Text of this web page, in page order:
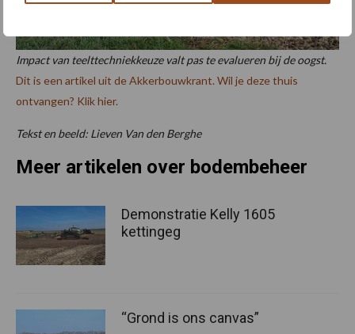
Impact van teelttechniekkeuze valt pas te evalueren bij de oogst.
Dit is een artikel uit de Akkerbouwkrant. Wil je deze thuis
ontvangen? Klik hier.
Tekst en beeld: Lieven Van den Berghe
Meer artikelen over bodembeheer
Demonstratie Kelly 1605
kettingeg
“Grond is ons canvas”